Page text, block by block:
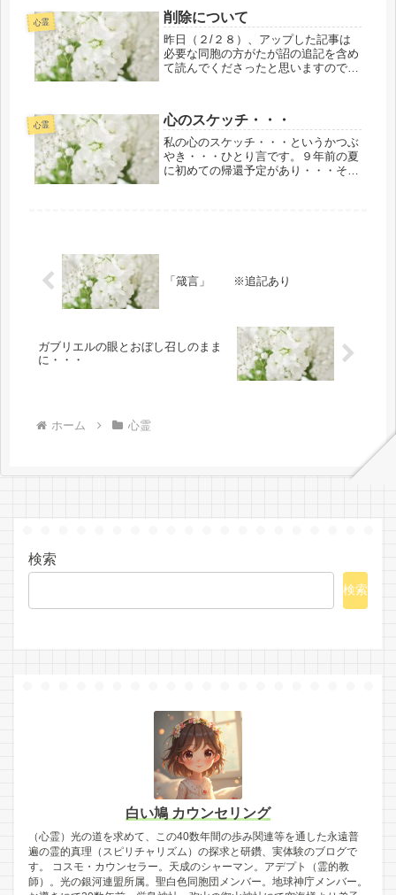
日付が変わっていた。昨日は、１昨夜
から鎌倉の大仏様からお導きをいただ
い...
心霊 削除について
昨日（２/２８）、アップした記事は
必要な同胞の方がたが詔の追記を含め
て読んでくださったと思いますので削
人の上に人を創らず、人の下に人を創
らず。」回避や大難が小難になるに
は・...
心霊 心のスケッチ・・・
私の心のスケッチ・・・というかつぶ
やき・・・ひとり言です。９年前の夏
に初めての帰還予定があり・・・それ
「箴言」 ※追記あり
ガブリエルの眼とおぼし召しのまま
に・・・
ホーム 心霊
検索
検索
白い鳩 カウンセリング
（心霊）光の道を求めて、この40数年間の歩み関連等を通した永遠普
遍の霊的真理（スピリチャリズム）の探求と研鑽、実体験のブログで
す。 コスモ・カウンセラー。天成のシャーマン。アデプト（霊的教
師）。光の銀河連盟所属。聖白色同胞団メンバー。地球神庁メンバー。